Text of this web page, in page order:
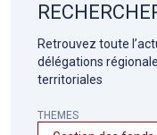
Retrouvez toute
délégations
territoriales
THEMES